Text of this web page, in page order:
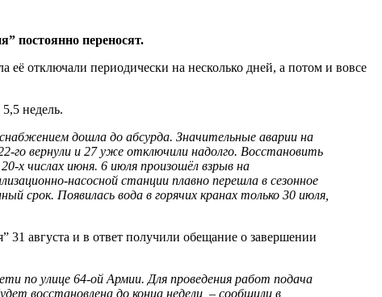
постоянно переносят.
отключали периодически на несколько дней, а потом и вовсе
недель.
дошла до абсурда. Значительные аварии на
го вернули и 27 уже отключили надолго. Восстановить
х числах июня. 6 июля произошёл взрыв на
насосной станции плавно перешла в сезонное
срок. Появилась вода в горячих кранах только 30 июля,
августа и в ответ получили обещание о завершении
по улице 64-ой Армии. Для проведения работ подача
восстановлена до конца недели, – сообщили в